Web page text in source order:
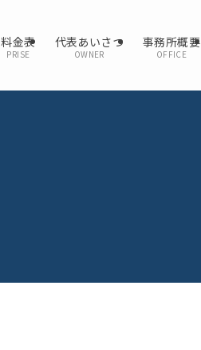
料金表
PRISE
代表あいさつ
OWNER
事務所概要
OFFICE